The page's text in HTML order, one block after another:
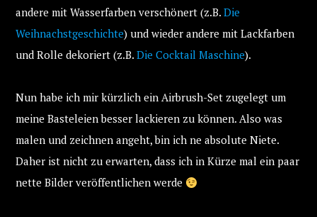
andere mit Wasserfarben verschönert (z.B.Die
Weihnachstgeschichte) und wieder andere mit Lackfarben
und Rolle dekoriert (z.B.Die Cocktail Maschine).
Nun habe ich mir kürzlich ein Airbrush-Set zugelegt um
meine Basteleien besser lackieren zu können. Also was
malen und zeichnen angeht, bin ich ne absolute Niete.
Daher ist nicht zu erwarten, dass ich in Kürze mal ein paar
nette Bilder veröffentlichen werde